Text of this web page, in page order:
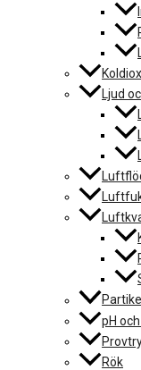
Ljud
pH
Rök